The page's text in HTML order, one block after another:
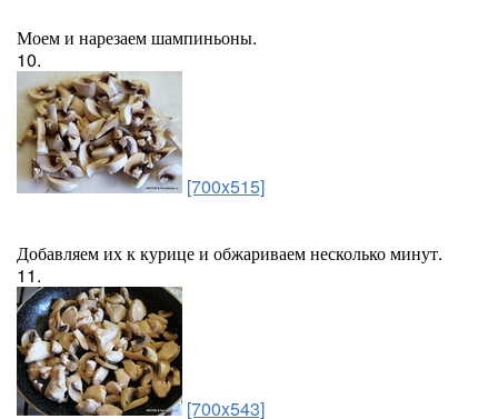
Моем и нарезаем шампиньоны.
10.
[700x515]
Добавляем их к курице и обжариваем несколько минут.
11.
[700x543]